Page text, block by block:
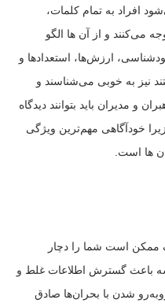
افراد به تمام کلمات،
می‌کنند و از آن ها الگو
ارزش‌ها، استعدادها و
نیز به خوبی می‌شناسند و
و مدیران باید بتوانند دیدگاه
خودآگاهی مهم‌ترین ویژگی
ها است.
است شما را دچار
باعث گسترش اطلاعات غلط و
شدن با بحران‌ها صادق